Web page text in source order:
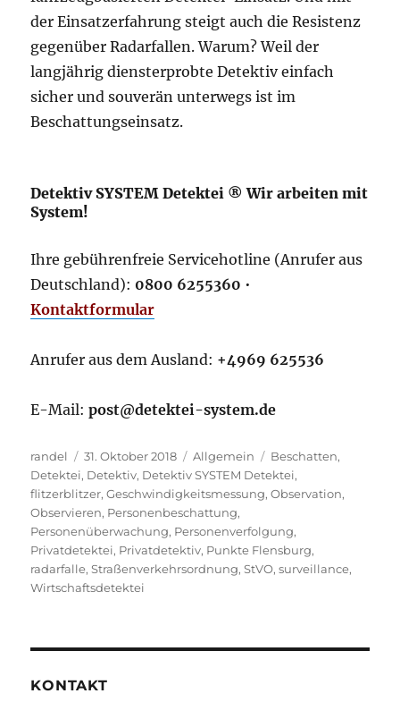
der Einsatzerfahrung steigt auch die Resistenz
gegenüber Radarfallen. Warum? Weil der
langjährig diensterprobte Detektiv einfach
sicher und souverän unterwegs ist im
Beschattungseinsatz.
Detektiv SYSTEM Detektei ® Wir arbeiten mit
System!
Ihre gebührenfreie Servicehotline (Anrufer aus
Deutschland): 0800 6255360 •
Kontaktformular
Anrufer aus dem Ausland: +4969 625536
E-Mail:post@detektei-system.de
Autor
randel
Veröffentlicht
am
31. Oktober 2018 Kategorien
Allgemein Schlagwörter
Beschatten,
Detektei, Detektiv, Detektiv SYSTEM Detektei,
flitzerblitzer,Geschwindigkeitsmessung,Observation,
Observieren, Personenbeschattung,
Personenüberwachung, Personenverfolgung,
Privatdetektei, Privatdetektiv, Punkte Flensburg,
radarfalle,Straßenverkehrsordnung,StVO,surveillance,
Wirtschaftsdetektei
KONTAKT